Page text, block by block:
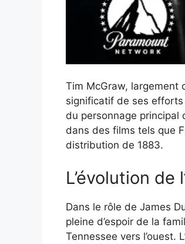
Tim McGraw, largement
significatif de ses efforts
du personnage principal
dans des films tels que
distribution de 1883.
L’évolution de
Dans le rôle de James
pleine d’espoir de la
Tennessee vers l’ouest.